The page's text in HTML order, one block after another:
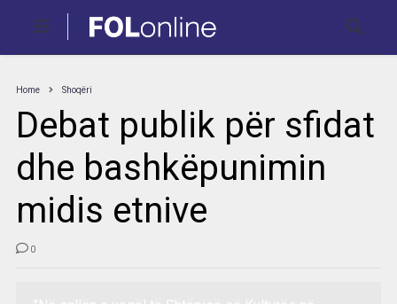
Home Shoqëri
Debat publik për sfidat
dhe bashkëpunimin
midis etnive
0